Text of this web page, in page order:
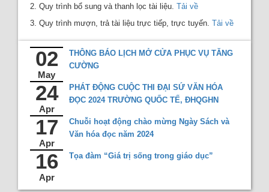
Authority search
Recent comments
Most popular
Purchase suggestions
Z39.50 Search
2. Quy trình bổ sung và thanh lọc tài liệu. Tải về
3. Quy trình mượn, trả tài liệu trực tiếp, trực tuyến. Tải về
02
May
THÔNG BÁO LỊCH MỞ CỬA PHỤC VỤ TĂNG
CƯỜNG
24
Apr
PHÁT ĐỘNG CUỘC THI ĐẠI SỨ VĂN HÓA
ĐỌC 2024 TRƯỜNG QUỐC TẾ, ĐHQGHN
17
Apr
Chuỗi hoạt động chào mừng Ngày Sách và
Văn hóa đọc năm 2024
16
Apr
Tọa đàm “Giá trị sống trong giáo dục”